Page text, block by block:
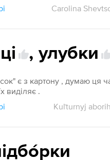
Carolina
, улубки
є з картону , думаю ця
виділяє .
Kuľturnyj